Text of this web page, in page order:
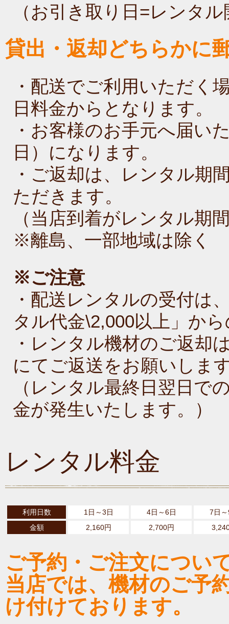
（お引き取り日=レンタ
貸出・返却どちらかに
・配送でご利用いただく
日料金からとなります。
・お客様のお手元へ届い
日）になります。
・ご返却は、レンタル期
ただきます。
（当店到着がレンタル
※離島、一部地域は除く
※ご注意
・配送レンタルの受付は
タル代金\2,000以上」か
・レンタル機材のご返却
にてご返送をお願いしま
（レンタル最終日翌日で
金が発生いたします。）
レンタル料金
利用日数 1日～3日 4日～6日
7日
金額
2,160円 2,700円
ご予約・ご注文につい
当店では、機材のご予
け付けております。